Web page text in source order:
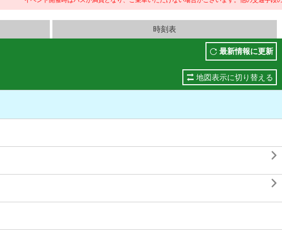
時刻表
最新情報に更新
地図表示に切り替える

